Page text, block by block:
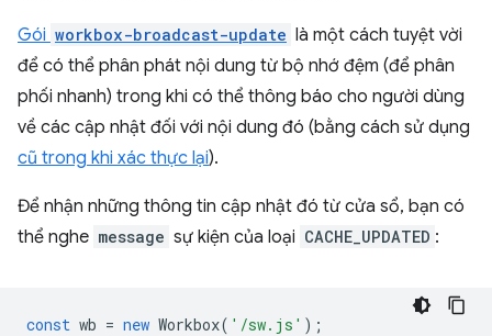
Gói workbox-broadcast-update là một cách tuyệt vời
để có thể phân phát nội dung từ bộ nhớ đệm (để phân
phối nhanh) trong khi có thể thông báo cho người dùng
về các cập nhật đối với nội dung đó (bằng cách sử dụng
cũ trong khi xác thực lại).
Để nhận những thông tin cập nhật đó từ cửa sổ, bạn có
thể nghe message sự kiện của loại CACHE_UPDATED :
const wb = new Workbox( '/sw.js' );